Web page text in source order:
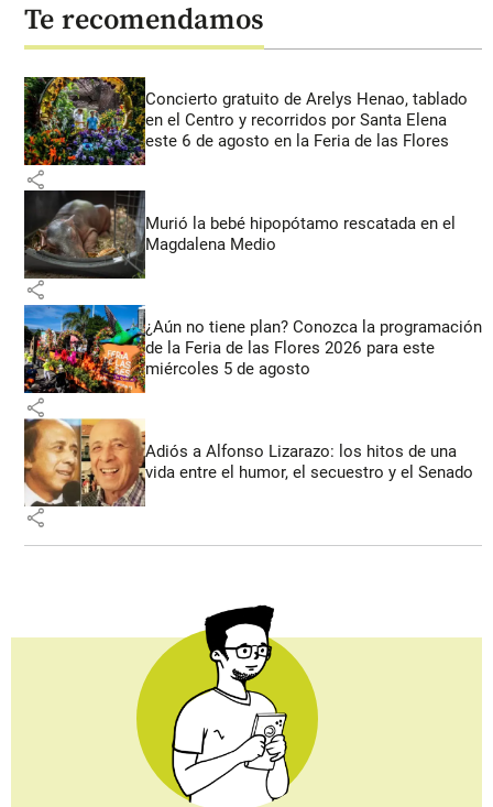
Te recomendamos
Concierto gratuito de Arelys Henao, tablado
en el Centro y recorridos por Santa Elena
este 6 de agosto en la Feria de las Flores
share
Murió la bebé hipopótamo rescatada en el
Magdalena Medio
share
¿Aún no tiene plan? Conozca la programación
de la Feria de las Flores 2026 para este
miércoles 5 de agosto
share
Adiós a Alfonso Lizarazo: los hitos de una
vida entre el humor, el secuestro y el Senado
share